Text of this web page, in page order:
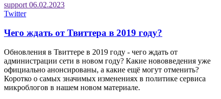
support 06.02.2023
Twitter
Чего ждать от Твиттера в 2019 году?
Обновления в Твиттере в 2019 году - чего ждать от
администрации сети в новом году? Какие нововведения уже
официально анонсированы, а какие ещё могут отменить?
Коротко о самых значимых изменениях в политике сервиса
микроблогов в нашем новом материале.